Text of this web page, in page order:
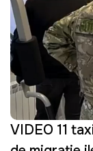
VIDEO 11